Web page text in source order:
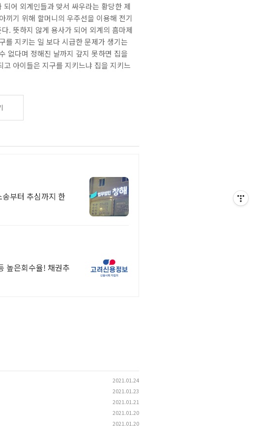
어 외계인들과 맞서 싸우라는 황당한 제
끼기 위해 할머니의 우주선을 이용해 전기
. 뜻하지 않게 용사가 되어 외계의 흠마제
를 지키는 일 보다 시급한 문제가 생기는
없다며 정해진 날까지 갚지 못하면 집을
아이들은 지구를 지키느냐 집을 지키느
부터 추심까지 한
높은회수율! 채권추
2021.01.24
2021.01.23
2021.01.21
2021.01.20
2021.01.20